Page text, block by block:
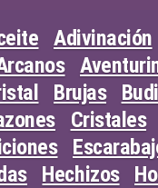
Adivinación
Brujas
Cristales
Hechizos